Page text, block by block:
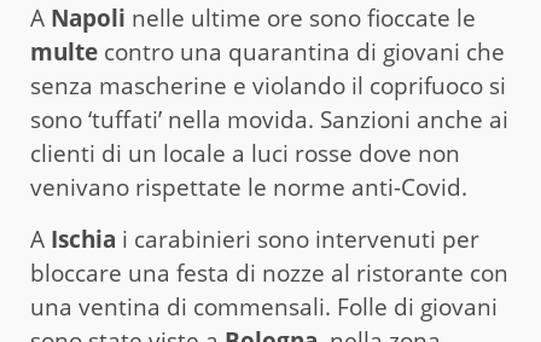
A Napoli nelle ultime ore sono fioccate le
multe contro una quarantina di giovani che
senza mascherine e violando il coprifuoco si
sono ‘tuffati’ nella movida. Sanzioni anche ai
clienti di un locale a luci rosse dove non
venivano rispettate le norme anti-Covid.
A Ischia i carabinieri sono intervenuti per
bloccare una festa di nozze al ristorante con
una ventina di commensali. Folle di giovani